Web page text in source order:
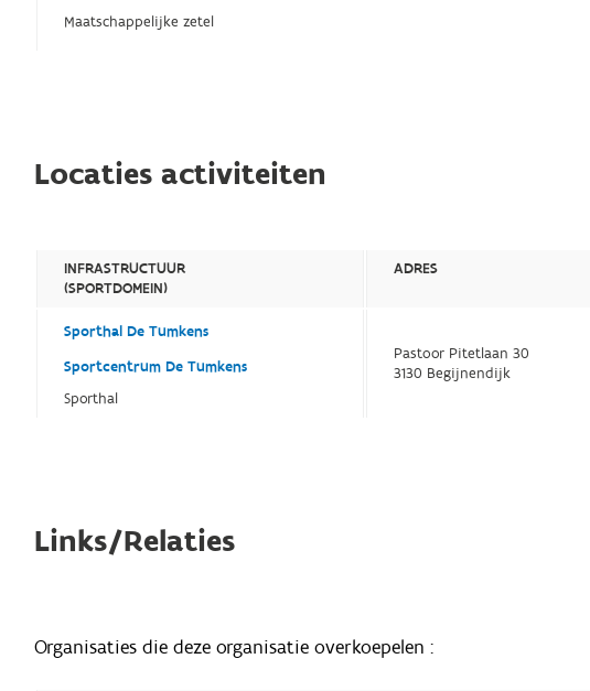
Maatschappelijke zetel
Locaties activiteiten
INFRASTRUCTUUR
(SPORTDOMEIN)
ADRES
Sporthal De Tumkens
Sportcentrum De Tumkens
Sporthal
Pastoor Pitetlaan 30
3130 Begijnendijk
Links/Relaties
Organisaties die deze organisatie overkoepelen :